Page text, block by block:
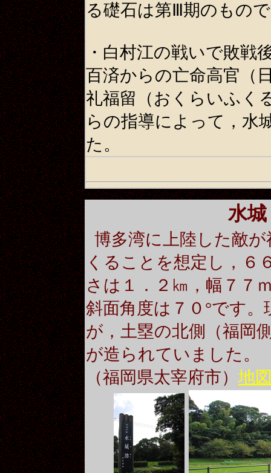
る礎石は第Ⅲ期のもの
・白村江の戦いで敗戦
百済からの亡命高官（
礼福留（おくらいふく
らの指導によって，水
た。
水
博多湾に上陸した敵
くることを想定し，６
さは１．２㎞，幅７７
斜面角度は７０°です
が，土塁の北側（福岡
が造られていました。
（福岡県太宰府市） 地